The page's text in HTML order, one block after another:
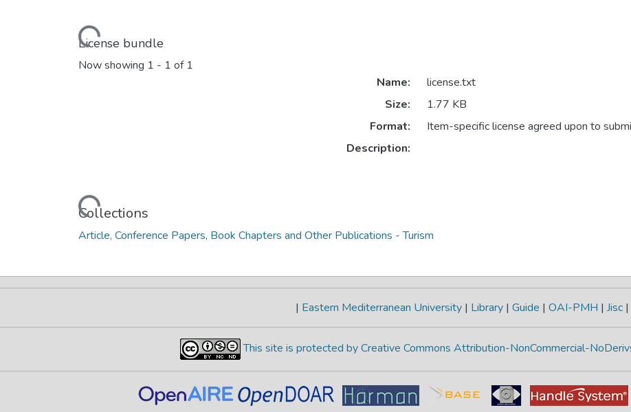
Loading...
License bundle
Now showing 1 - 1 of 1
Loading...
Name:
license.txt
Size:
1.77 KB
Format:
Item-specific license agreed upon to
Description:
Collections
Article, Conference Papers, Book Chapters and Other Publications - Turism
| Eastern Mediterranean University | Library | Guide | OAI-PMH | Jisc |
This site is protected by Creative Commons Attribution-NonCommercial-